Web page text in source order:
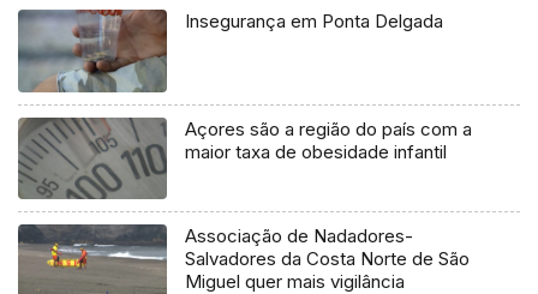
Insegurança em Ponta Delgada
Açores são a região do país com a
maior taxa de obesidade infantil
Associação de Nadadores-
Salvadores da Costa Norte de São
Miguel quer mais vigilância